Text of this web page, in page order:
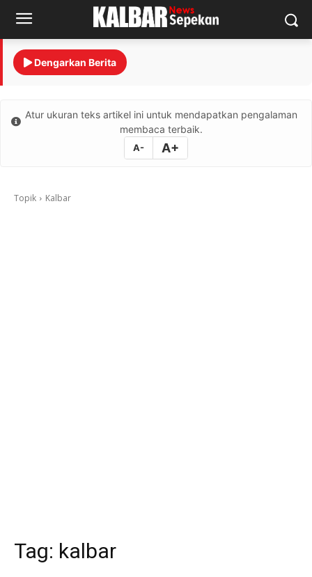
Dengarkan Berita
Atur ukuran teks artikel ini untuk mendapatkan pengalaman
membaca terbaik.
A- A+
Topik Kalbar
Tag: kalbar